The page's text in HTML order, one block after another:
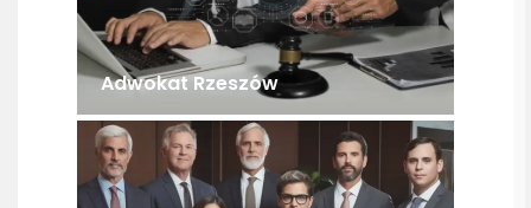
Adwokat Rzeszów